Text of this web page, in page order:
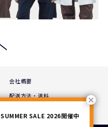
会社概要
配送方法・送料
SUMMER SALE 2026開催中